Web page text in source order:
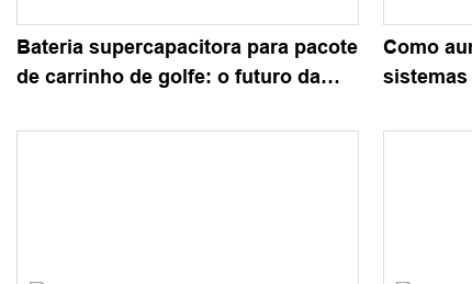
Bateria supercapacitora para pacote
de carrinho de golfe: o futuro da
Como
sistemas